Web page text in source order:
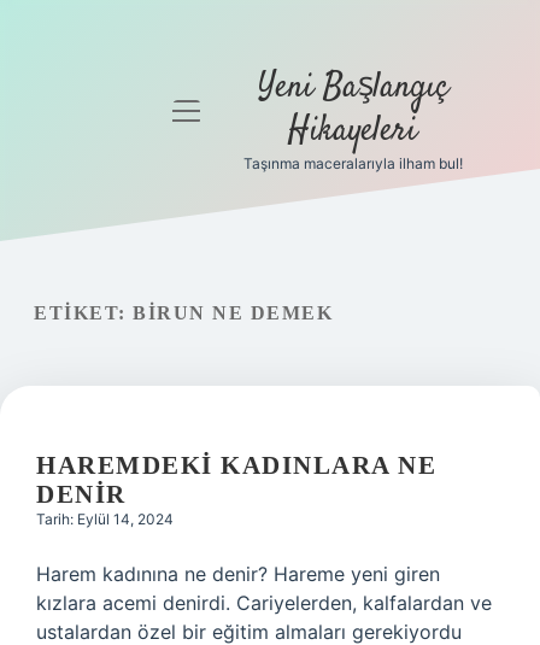
Gizlilik
Yasal Uyarı
Hakkımızda
menüyü
Yeni Başlangıç
Hikayeleri
Taşınma maceralarıyla ilham bul!
ETIKET: BIRUN NE DEMEK
HAREMDEKI KADINLARA NE
DENIR
Tarih: Eylül 14, 2024
Harem kadınına ne denir? Hareme yeni giren
kızlara acemi denirdi. Cariyelerden, kalfalardan ve
ustalardan özel bir eğitim almaları gerekiyordu